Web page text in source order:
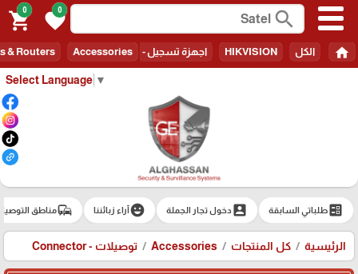
Select Language ▼
search
0
favorite
0
shopping_cart
home الكل HIKVISION اجهزة تسجيل - Recorders & Routers Accessories
ballotطلباتي السابقة account_boxدخول تجار الجملة emoji_emotionsآراء زبائننا commuteمناطق
الرئيسية كل المنتجات Accessories توصيلات - Connector